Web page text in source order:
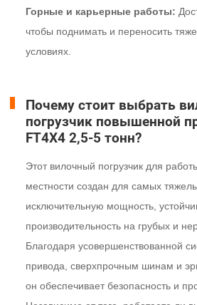
Горные и карьерные работы:
чтобы поднимать и переносить
условиях.
Почему стоит выбрать
погрузчик повышенной
FT4X4 2,5-5 тонн?
Этот вилочный погрузчик для
местности создан для самых
исключительную мощность,
производительность на грубых и
Благодаря усовершенствованной
привода, сверхпрочным шинам и
он обеспечивает безопасность и